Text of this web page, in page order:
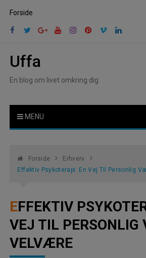
content
Forside
Uffa
En blog om livet omkring dig
MENU
Forside
Erhverv
Effektiv Psykoterapi: En Vej Til Personlig
EFFEKTIV PSYKOTERAPI: EN
VEJ TIL PERSONLIG
VELVÆRE